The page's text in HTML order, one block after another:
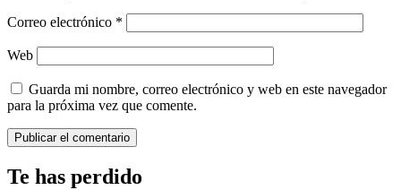
Correo electrónico *
Web
Guarda mi nombre, correo electrónico y web en este navegador
para la próxima vez que comente.
Te has perdido